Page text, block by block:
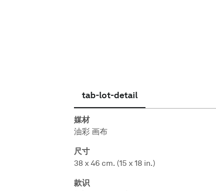
tab-lot-detail
媒材
油彩 画布
尺寸
38 x 46 cm. (15 x 18 in.)
款识